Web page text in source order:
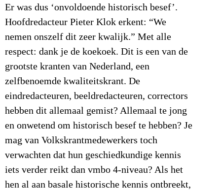
Er was dus ‘onvoldoende historisch besef’.
Hoofdredacteur Pieter Klok erkent: “We
nemen onszelf dit zeer kwalijk.” Met alle
respect: dank je de koekoek. Dit is een van de
grootste kranten van Nederland, een
zelfbenoemde kwaliteitskrant. De
eindredacteuren, beeldredacteuren, correctors
hebben dit allemaal gemist? Allemaal te jong
en onwetend om historisch besef te hebben? Je
mag van Volkskrantmedewerkers toch
verwachten dat hun geschiedkundige kennis
iets verder reikt dan vmbo 4-niveau? Als het
hen al aan basale historische kennis ontbreekt,